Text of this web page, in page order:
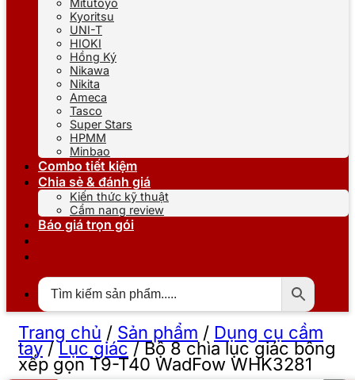
Mitutoyo
Kyoritsu
UNI-T
HIOKI
Hồng Ký
Nikawa
Nikita
Ameca
Tasco
Super Stars
HPMM
Minbao
Combo tiết kiệm
Chia sẻ & đánh giá
Kiến thức kỹ thuật
Cẩm nang review
Báo giá trọn gói
Trang chủ / Sản phẩm / Dụng cụ cầm
tay/Lục giác/Bộ 8 chìa lục giác bông
xếp gọn T9-T40 WadFow WHK3281